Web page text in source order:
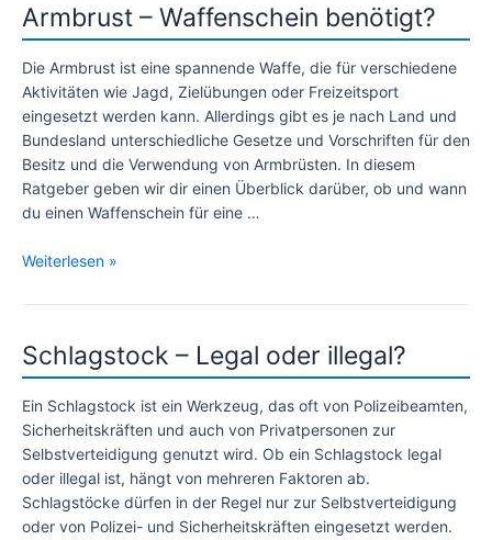
besten
Empfehlungen
im
Vergleich
Armbrust – Waffenschein benötigt?
Die Armbrust ist eine spannende Waffe, die für verschiedene
Aktivitäten wie Jagd, Zielübungen oder Freizeitsport
eingesetzt werden kann. Allerdings gibt es je nach Land und
Bundesland unterschiedliche Gesetze und Vorschriften für den
Besitz und die Verwendung von Armbrüsten. In diesem
Ratgeber geben wir dir einen Überblick darüber, ob und wann
du einen Waffenschein für eine …
Armbrust
Waffenschein
Weiterlesen »
Schlagstock – Legal oder illegal?
Ein Schlagstock ist ein Werkzeug, das oft von Polizeibeamten,
Sicherheitskräften und auch von Privatpersonen zur
Selbstverteidigung genutzt wird. Ob ein Schlagstock legal
oder illegal ist, hängt von mehreren Faktoren ab.
Schlagstöcke dürfen in der Regel nur zur Selbstverteidigung
oder von Polizei- und Sicherheitskräften eingesetzt werden.